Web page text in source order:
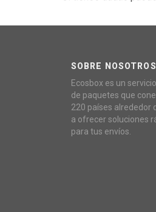
SOBRE NOSOTROS
Ecosbox es un
de paquetes que
220 países alrededor
a ofrecer soluciones
para tus envíos.